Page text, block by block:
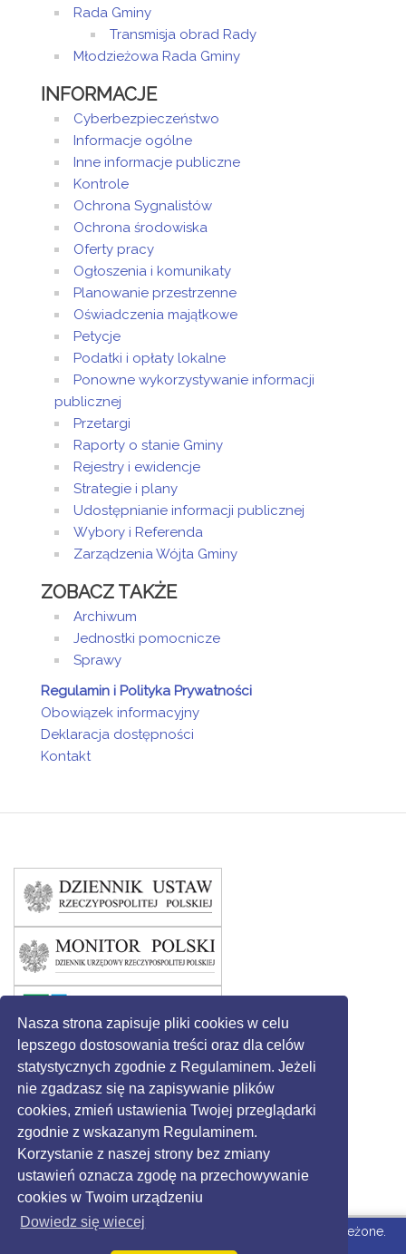
Nasza strona zapisuje pliki cookies w celu
lepszego dostosowania treści oraz dla celów
statystycznych zgodnie z Regulaminem. Jeżeli
nie zgadzasz się na zapisywanie plików
cookies, zmień ustawienia Twojej przeglądarki
zgodnie z wskazanym Regulaminem.
Korzystanie z naszej strony bez zmiany
ustawień oznacza zgodę na przechowywanie
cookies w Twoim urządzeniu
Dowiedz się wiecej
Rada Gminy
Transmisja obrad Rady
Młodzieżowa Rada Gminy
INFORMACJE
Cyberbezpieczeństwo
Informacje ogólne
Inne informacje publiczne
Kontrole
Ochrona Sygnalistów
Ochrona środowiska
Oferty pracy
Ogłoszenia i komunikaty
Planowanie przestrzenne
Oświadczenia majątkowe
Petycje
Podatki i opłaty lokalne
Ponowne wykorzystywanie informacji
publicznej
Przetargi
Raporty o stanie Gminy
Rejestry i ewidencje
Strategie i plany
Udostępnianie informacji publicznej
Wybory i Referenda
Zarządzenia Wójta Gminy
ZOBACZ TAKŻE
Archiwum
Jednostki pomocnicze
Sprawy
Regulamin i Polityka Prywatności
Obowiązek informacyjny
Deklaracja dostępności
Kontakt
© 2016 - Gmina Święciechowa. Wszystkie prawa zastrzeżone.